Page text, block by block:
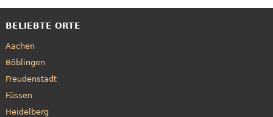
BELIEBTE ORTE
Aachen
Böblingen
Freudenstadt
Füssen
Heidelberg